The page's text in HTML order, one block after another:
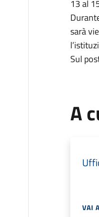
13 al
sarà
Sul
A
VAI